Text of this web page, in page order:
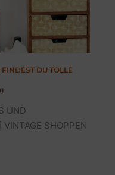
DU TOLLE
UND
SHOPPEN